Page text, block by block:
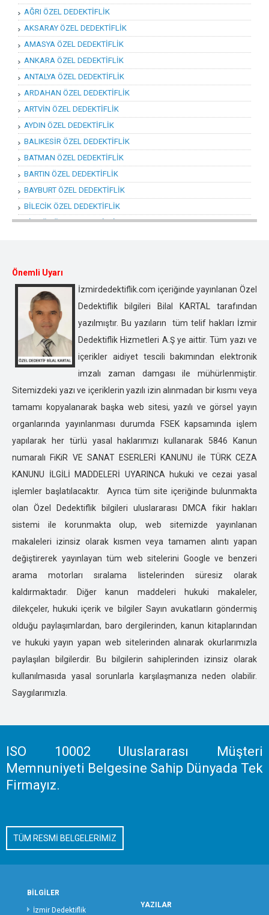
AĞRI ÖZEL DEDEKTİFLİK
AKSARAY ÖZEL DEDEKTİFLİK
AMASYA ÖZEL DEDEKTİFLİK
ANKARA ÖZEL DEDEKTİFLİK
ANTALYA ÖZEL DEDEKTİFLİK
ARDAHAN ÖZEL DEDEKTİFLİK
ARTVİN ÖZEL DEDEKTİFLİK
AYDIN ÖZEL DEDEKTİFLİK
BALIKESİR ÖZEL DEDEKTİFLİK
BATMAN ÖZEL DEDEKTİFLİK
BARTIN ÖZEL DEDEKTİFLİK
BAYBURT ÖZEL DEDEKTİFLİK
BİLECİK ÖZEL DEDEKTİFLİK
BİNGÖL ÖZEL DEDEKTİFLİK
BURDUR ÖZEL DEDEKTİFLİK
BURSA ÖZEL DEDEKTİFLİK
ÇANAKKALE ÖZEL DEDEKTİFLİK
ÇANKIRI ÖZEL DEDEKTİFLİK
ÇORUM ÖZEL DEDEKTİFLİK
DENİZLİ ÖZEL DEDEKTİFLİK
DİYARBAKIR ÖZEL DEDEKTİFLİK
GİRESUN ÖZEL DEDEKTİFLİK
GÜMÜŞHANE ÖZEL DEDEKTİFLİK
HAKKARİ ÖZEL DEDEKTİFLİK
HATAY ÖZEL DEDEKTİFLİK
ISPARTA ÖZEL DEDEKTİFLİK
IĞDIR ÖZEL DEDEKTİFLİK
İSTANBUL ÖZEL DEDEKTİFLİK
İZMİR ÖZEL DEDEKTİFLİK
KARS ÖZEL DEDEKTİFLİK
KASTOMONU ÖZEL DEDEKTİFLİK
KARAMAN ÖZEL DEDEKTİFLİK
KARABÜK ÖZEL DEDEKTİFLİK
KAHRAMANMARAŞ ÖZEL DEDEKTİFLİK
KIRIKKALE ÖZEL DEDEKTİFLİK
KIRŞEHİR ÖZEL DEDEKTİFLİK
KOCAELİ ÖZEL DEDEKTİFLİK
KİLİS ÖZEL DEDEKTİFLİK
MALATYA ÖZEL DEDEKTİFLİK
MARDİN ÖZEL DEDEKTİFLİK
Önemli Uyarı
İzmirdedektiflik.com içeriğinde yayınlanan Özel
Dedektiflik bilgileri Bilal KARTAL tarafından
yazılmıştır. Bu yazıların tüm telif hakları İzmir
Dedektiflik Hizmetleri A.Ş ye aittir. Tüm yazı ve
içerikler aidiyet tescili bakımından elektronik
imzalı zaman damgası ile mühürlenmiştir.
Sitemizdeki yazı ve içeriklerin yazılı izin alınmadan bir kısmı veya
tamamı kopyalanarak başka web sitesi, yazılı ve görsel yayın
organlarında yayınlanması durumda FSEK kapsamında işlem
yapılarak her türlü yasal haklarımızı kullanarak 5846 Kanun
numaralı FiKiR VE SANAT ESERLERİ KANUNU ile TÜRK CEZA
KANUNU İLGİLİ MADDELERİ UYARINCA hukuki ve cezai yasal
işlemler başlatılacaktır. Ayrıca tüm site içeriğinde bulunmakta
olan Özel Dedektiflik bilgileri uluslararası DMCA fikir hakları
sistemi ile korunmakta olup, web sitemizde yayınlanan
makaleleri izinsiz olarak kısmen veya tamamen alıntı yapan
değiştirerek yayınlayan tüm web sitelerini Google ve benzeri
arama motorları sıralama listelerinden süresiz olarak
kaldırmaktadır. Diğer kanun maddeleri hukuki makaleler,
dilekçeler, hukuki içerik ve bilgiler Sayın avukatların göndermiş
olduğu paylaşımlardan, baro dergilerinden, kanun kitaplarından
ve hukuki yayın yapan web sitelerinden alınarak okurlarımızla
paylaşılan bilgilerdir. Bu bilgilerin sahiplerinden izinsiz olarak
kullanılmasıda yasal sorunlarla karşılaşmanıza neden olabilir.
Saygılarımızla.
ISO 10002 Uluslararası Müşteri
Memnuniyeti Belgesine Sahip Dünyada Tek
Firmayız.
TÜM RESMİ BELGELERİMİZ
BİLGİLER
İzmir Dedektiflik
YAZILAR